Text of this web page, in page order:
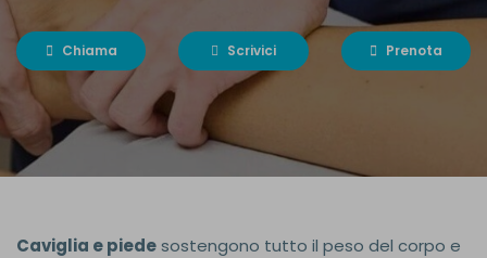
Chiama Scrivici Prenota
Caviglia e piedesostengono tutto il peso del corpo e